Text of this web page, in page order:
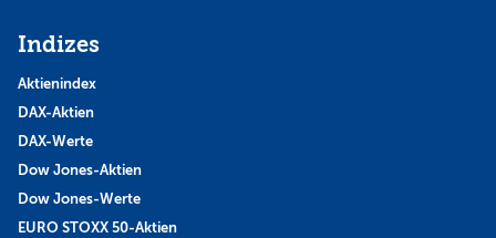
Indizes
Aktienindex
DAX-Aktien
DAX-Werte
Dow Jones-Aktien
Dow Jones-Werte
EURO STOXX 50-Aktien